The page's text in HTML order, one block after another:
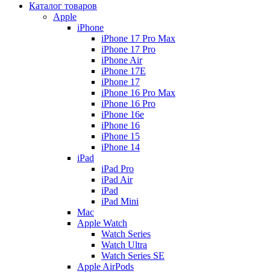
Каталог товаров
Apple
iPhone
iPhone 17 Pro Max
iPhone 17 Pro
iPhone Air
iPhone 17E
iPhone 17
iPhone 16 Pro Max
iPhone 16 Pro
iPhone 16e
iPhone 16
iPhone 15
iPhone 14
iPad
iPad Pro
iPad Air
iPad
iPad Mini
Mac
Apple Watch
Watch Series
Watch Ultra
Watch Series SE
Apple AirPods